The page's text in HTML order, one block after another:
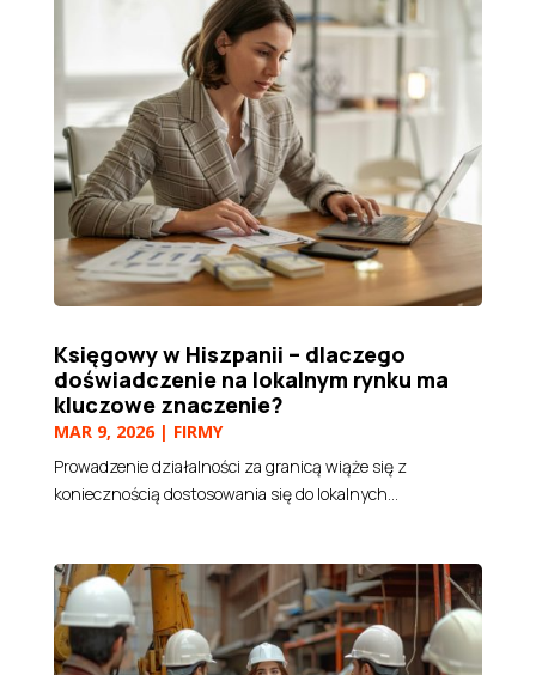
Księgowy w Hiszpanii – dlaczego
doświadczenie na lokalnym rynku ma
kluczowe znaczenie?
MAR 9, 2026| FIRMY
Prowadzenie działalności za granicą wiąże się z
koniecznością dostosowania się do lokalnych...